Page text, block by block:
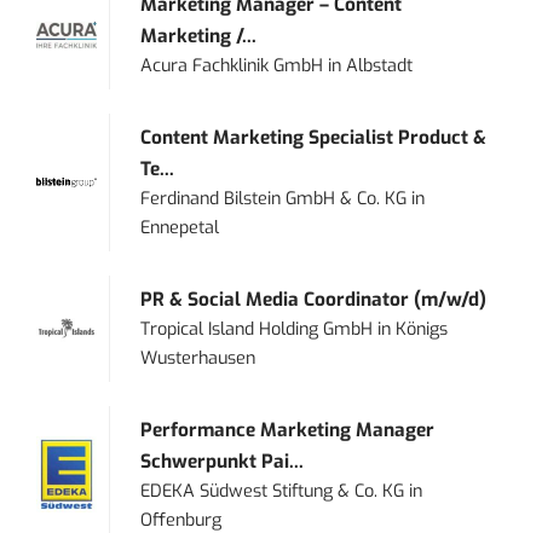
Marketing Manager – Content
Marketing /...
Acura Fachklinik GmbH inAlbstadt
Content Marketing Specialist Product &
Te...
Ferdinand Bilstein GmbH & Co. KG in
Ennepetal
PR & Social Media Coordinator (m/w/d)
Tropical Island Holding GmbH in Königs
Wusterhausen
Performance Marketing Manager
Schwerpunkt Pai...
EDEKA Südwest Stiftung & Co. KG in
Offenburg